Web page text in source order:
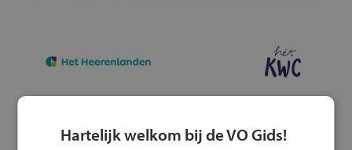
Hartelijk welkom bij de VO Gids!